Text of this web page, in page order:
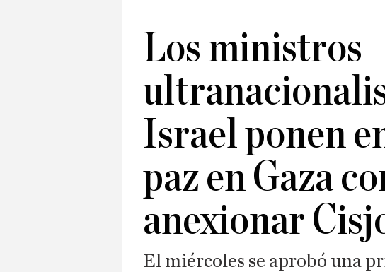
Los ministros
Israel ponen
paz en Gaza
anexionar
El miércoles se aprobó una